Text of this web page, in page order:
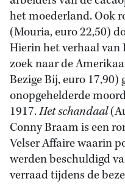
het moederland. Ook
(Mouria, euro 22,50)
Hierin het verhaal
zoek naar de
Bezige Bij, euro 17,90)
onopgehelderde
1917.Het schandaal
Conny Braam is een
Velser Affaire waarin
werden beschuldigd
verraad tijdens de